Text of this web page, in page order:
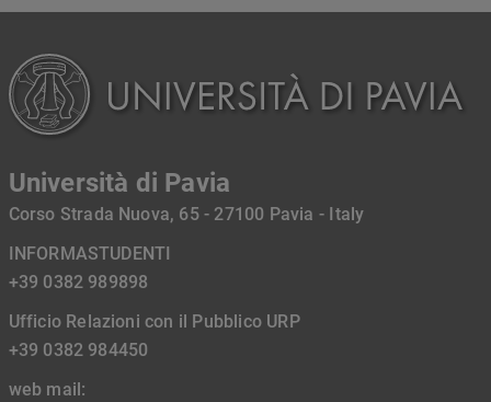
Università di Pavia
Corso Strada Nuova, 65 - 27100 Pavia - Italy
INFORMASTUDENTI
+39 0382 989898
Ufficio Relazioni con il Pubblico URP
+39 0382 984450
web mail: